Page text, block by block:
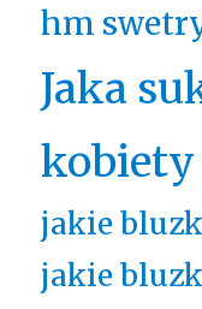
hm
Jaka
kobiety
jakie
jakie